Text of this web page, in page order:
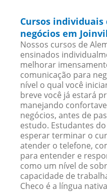
Cursos individuais
negócios em
Nossos cursos de
ensinados
melhorar
comunicação para
nível o qual você
breve você já estará
manejando
negócios, antes de
estudo. Estudantes
esperar terminar o
atender o telefone,
para entender e
como um nível de
capacidade de
Checo é a língua